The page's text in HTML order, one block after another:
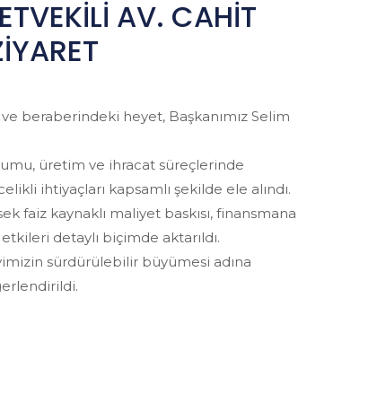
AV. CAHİT
beraberindeki heyet, Başkanımız Selim
üretim ve ihracat süreçlerinde
ihtiyaçları kapsamlı şekilde ele alındı.
faiz kaynaklı maliyet baskısı, finansmana
detaylı biçimde aktarıldı.
sürdürülebilir büyümesi adına